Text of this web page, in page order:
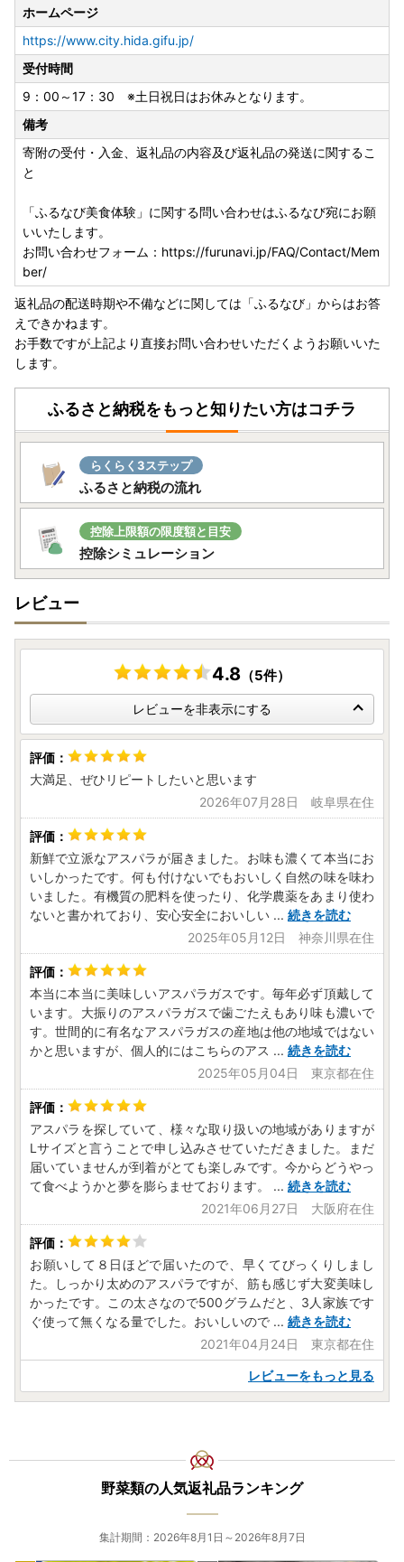
ホームページ
https://www.city.hida.gifu.jp/
受付時間
9：00～17：30 ※土日祝日はお休みとなります。
備考
寄附の受付・入金、返礼品の内容及び返礼品の発送に関するこ
と
「ふるなび美食体験」に関する問い合わせはふるなび宛にお願
いいたします。
お問い合わせフォーム：https://furunavi.jp/FAQ/Contact/Mem
ber/
返礼品の配送時期や不備などに関しては「ふるなび」からはお答
えできかねます。
お手数ですが上記より直接お問い合わせいただくようお願いいた
します。
ふるさと納税をもっと知りたい方はコチラ
らくらく3ステップ
ふるさと納税の流れ
控除上限額の限度額と目安
控除シミュレーション
レビュー
4.8 （5件）
レビューを非表示にする
大満足、ぜひリピートしたいと思います
2026年07月28日 岐阜県在住
新鮮で立派なアスパラが届きました。お味も濃くて本当にお
いしかったです。何も付けないでもおいしく自然の味を味わ
いました。有機質の肥料を使ったり、化学農薬をあまり使わ
ないと書かれており、安心安全においしい ... 続きを読む
2025年05月12日 神奈川県在住
本当に本当に美味しいアスパラガスです。毎年必ず頂戴して
います。大振りのアスパラガスで歯ごたえもあり味も濃いで
す。世間的に有名なアスパラガスの産地は他の地域ではない
かと思いますが、個人的にはこちらのアス ... 続きを読む
2025年05月04日 東京都在住
アスパラを探していて、様々な取り扱いの地域がありますが
Lサイズと言うことで申し込みさせていただきました。まだ
届いていませんが到着がとても楽しみです。今からどうやっ
て食べようかと夢を膨らませております。
... 続きを読む
2021年06月27日 大阪府在住
お願いして８日ほどで届いたので、早くてびっくりしまし
た。しっかり太めのアスパラですが、筋も感じず大変美味し
かったです。この太さなので500グラムだと、3人家族です
ぐ使って無くなる量でした。おいしいので ... 続きを読む
2021年04月24日 東京都在住
レビューをもっと見る
野菜類の人気返礼品ランキング
集計期間：2026年8月1日～2026年8月7日